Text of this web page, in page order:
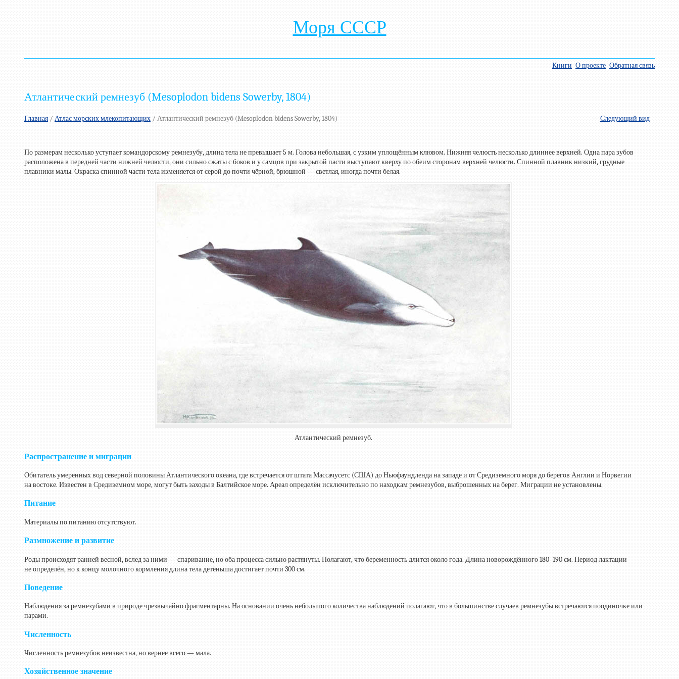
Моря СССР
Книги О проекте Обратная связь
Атлантический ремнезуб (Mesoplodon bidens Sowerby, 1804)
Главная / —Следующий вид
Атлас морских млекопитающих / Атлантический ремнезуб (Mesoplodon bidens Sowerby, 1804)
По размерам несколько уступает командорскому ремнезубу, длина тела не превышает 5 м. Голова небольшая, с узким уплощённым клювом. Нижняя челюсть несколько длиннее верхней. Одна пара зубов
расположена в передней части нижней челюсти, они сильно сжаты с боков и у самцов при закрытой пасти выступают кверху по обеим сторонам верхней челюсти. Спинной плавник низкий, грудные
плавники малы. Окраска спинной части тела изменяется от серой до почти чёрной, брюшной — светлая, иногда почти белая.
Атлантический ремнезуб.
Распространение и миграции
Обитатель умеренных вод северной половины Атлантического океана, где встречается от штата Массачусетс (США) до Ньюфаундленда на западе и от Средиземного моря до берегов Англии и Норвегии
на востоке. Известен в Средиземном море, могут быть заходы в Балтийское море. Ареал определён исключительно по находкам ремнезубов, выброшенных на берег. Миграции не установлены.
Питание
Материалы по питанию отсутствуют.
Размножение и развитие
Роды происходят ранней весной, вслед за ними — спаривание, но оба процесса сильно растянуты. Полагают, что беременность длится около года. Длина новорождённого180–190 см. Период лактации
не определён, но к концу молочного кормления длина тела детёныша достигает почти 300 см.
Поведение
Наблюдения за ремнезубами в природе чрезвычайно фрагментарны. На основании очень небольшого количества наблюдений полагают, что в большинстве случаев ремнезубы встречаются поодиночке или
парами.
Численность
Численность ремнезубов неизвестна, но вернее всего — мала.
Хозяйственное значение